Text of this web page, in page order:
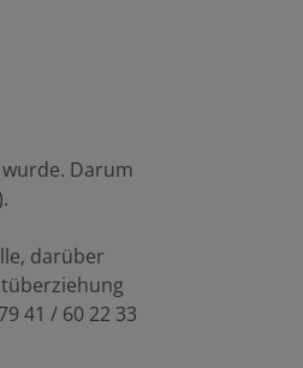
Darum
darüber
41 / 60 22 33